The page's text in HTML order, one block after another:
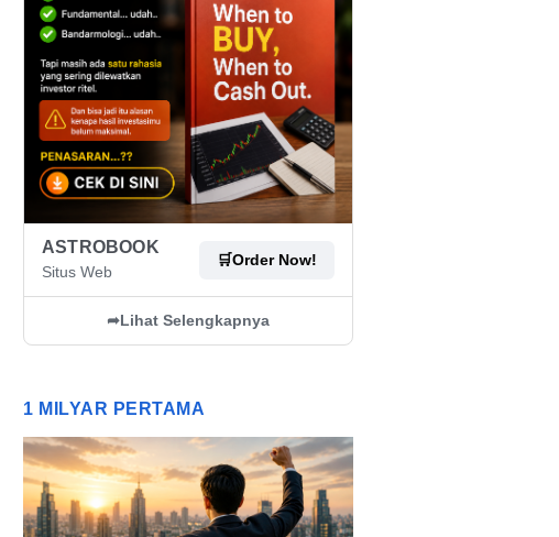
ASTROBOOK
Situs Web
🛒Order Now!
➦Lihat Selengkapnya
1 MILYAR PERTAMA